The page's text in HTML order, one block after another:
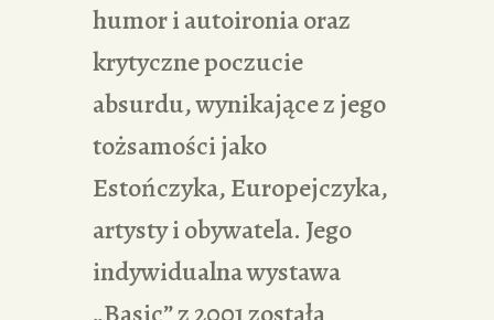
humor i autoironia oraz
krytyczne poczucie
absurdu, wynikające z jego
tożsamości jako
Estończyka, Europejczyka,
artysty i obywatela. Jego
indywidualna wystawa